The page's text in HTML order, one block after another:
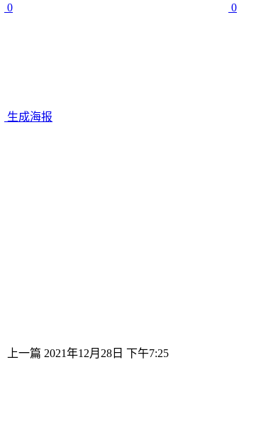
0 0
生成海报
上一篇 2021年12月28日 下午7:25